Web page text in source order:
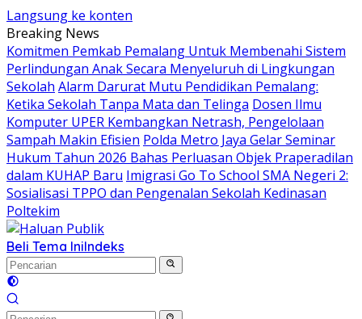
Langsung ke konten
Breaking News
Komitmen Pemkab Pemalang Untuk Membenahi Sistem
Perlindungan Anak Secara Menyeluruh di Lingkungan
Sekolah Alarm Darurat Mutu Pendidikan Pemalang:
Ketika Sekolah Tanpa Mata dan Telinga Dosen Ilmu
Komputer UPER Kembangkan Netrash, Pengelolaan
Sampah Makin Efisien Polda Metro Jaya Gelar Seminar
Hukum Tahun 2026 Bahas Perluasan Objek Praperadilan
dalam KUHAP Baru Imigrasi Go To School SMA Negeri 2:
Sosialisasi TPPO dan Pengenalan Sekolah Kedinasan
Poltekim
Beli Tema IniIndeks